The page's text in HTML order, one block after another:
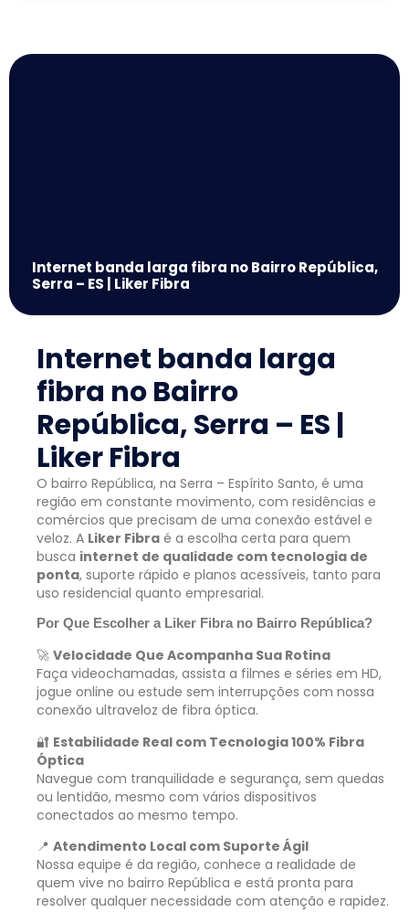
Internet banda larga fibra no Bairro República,
Serra – ES | Liker Fibra
Internet banda larga
fibra no Bairro
República, Serra – ES |
Liker Fibra
O bairro República, na Serra – Espírito Santo, é uma
região em constante movimento, com residências e
comércios que precisam de uma conexão estável e
veloz. A Liker Fibra é a escolha certa para quem
busca internet de qualidade com tecnologia de
ponta, suporte rápido e planos acessíveis, tanto para
uso residencial quanto empresarial.
Por Que Escolher a Liker Fibra no Bairro República?
🚀 Velocidade Que Acompanha Sua Rotina
Faça videochamadas, assista a filmes e séries em HD,
jogue online ou estude sem interrupções com nossa
conexão ultraveloz de fibra óptica.
🔐 Estabilidade Real com Tecnologia 100% Fibra
Óptica
Navegue com tranquilidade e segurança, sem quedas
ou lentidão, mesmo com vários dispositivos
conectados ao mesmo tempo.
📍 Atendimento Local com Suporte Ágil
Nossa equipe é da região, conhece a realidade de
quem vive no bairro República e está pronta para
resolver qualquer necessidade com atenção e rapidez.